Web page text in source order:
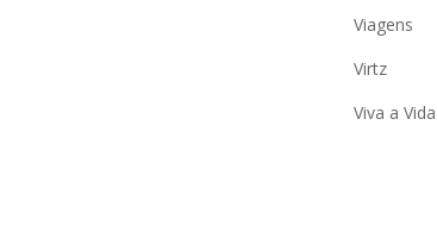
Viagens
Virtz
Viva a Vida